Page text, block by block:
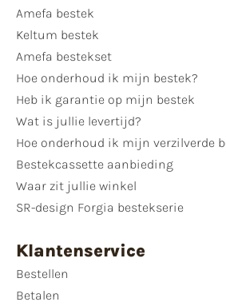
Amefa bestek
Keltum bestek
Amefa bestekset
Hoe onderhoud ik mijn bestek?
Heb ik garantie op mijn bestek
Wat is jullie levertijd?
Hoe onderhoud ik mijn verzilverde
Bestekcassette aanbieding
Waar zit jullie winkel
SR-design Forgia bestekserie
Klantenservice
Bestellen
Betalen